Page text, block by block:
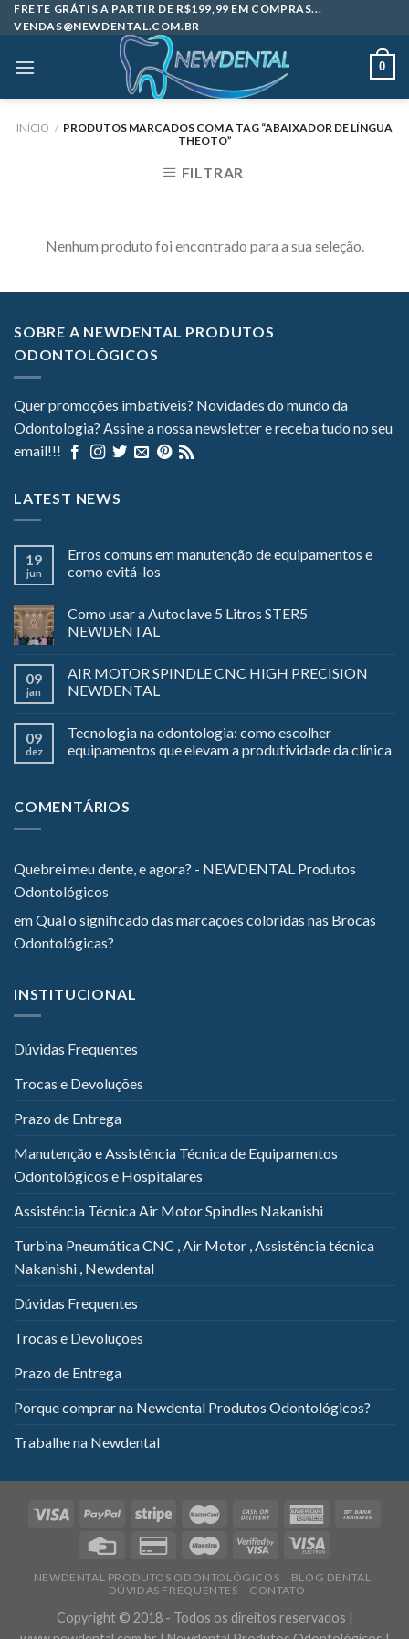
Skip
to
FRETE GRÁTIS A PARTIR DE R$199,99 EM COMPRAS...
VENDAS@NEWDENTAL.COM.BR
0
INÍCIO / PRODUTOS MARCADOS COM A TAG “ABAIXADOR DE LÍNGUA
THEOTO”
FILTRAR
Nenhum produto foi encontrado para a sua seleção.
SOBRE A NEWDENTAL PRODUTOS
ODONTOLÓGICOS
Quer promoções imbatíveis? Novidades do mundo da
Odontologia? Assine a nossa newsletter e receba tudo no seu
email!!!
LATEST NEWS
19
jun
Erros comuns em manutenção de equipamentos e
como evitá-los
Como usar a Autoclave 5 Litros STER5
NEWDENTAL
09
jan
AIR MOTOR SPINDLE CNC HIGH PRECISION
NEWDENTAL
09
dez
Tecnologia na odontologia: como escolher
equipamentos que elevam a produtividade da clínica
COMENTÁRIOS
Quebrei meu dente, e agora? - NEWDENTAL Produtos
Odontológicos
emQual o significado das marcações coloridas nas Brocas
Odontológicas?
INSTITUCIONAL
Dúvidas Frequentes
Trocas e Devoluções
Prazo de Entrega
Manutenção e Assistência Técnica de Equipamentos
Odontológicos e Hospitalares
Assistência Técnica Air Motor Spindles Nakanishi
Turbina Pneumática CNC , Air Motor , Assistência técnica
Nakanishi , Newdental
Dúvidas Frequentes
Trocas e Devoluções
Prazo de Entrega
Porque comprar na Newdental Produtos Odontológicos?
Trabalhe na Newdental
NEWDENTAL PRODUTOS ODONTOLÓGICOS
BLOG DENTAL
DÚVIDAS FREQUENTES
CONTATO
Copyright © 2018 - Todos os direitos reservados |